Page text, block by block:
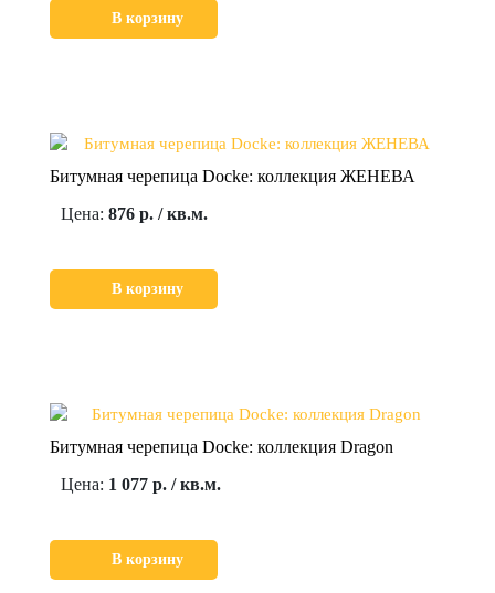
В корзину
Битумная черепица Docke: коллекция ЖЕНЕВА
Цена: 876 р. / кв.м.
В корзину
Битумная черепица Docke: коллекция Dragon
Цена: 1 077 р. / кв.м.
В корзину